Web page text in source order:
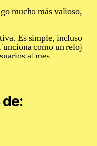
mucho más valioso,
Es simple, incluso
como un reloj
al mes.